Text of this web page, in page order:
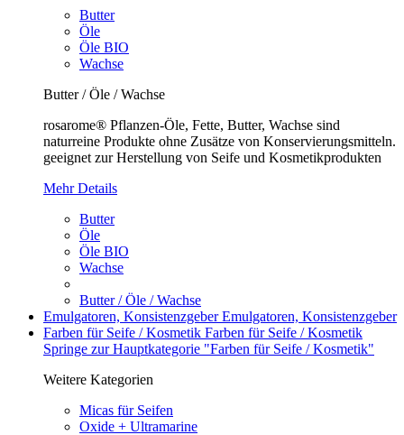
Butter
Öle
Öle BIO
Wachse
Butter / Öle / Wachse
rosarome® Pflanzen-Öle, Fette, Butter, Wachse sind
naturreine Produkte ohne Zusätze von Konservierungsmitteln.
geeignet zur Herstellung von Seife und Kosmetikprodukten
Mehr Details
Butter
Öle
Öle BIO
Wachse
Butter / Öle / Wachse
Emulgatoren, KonsistenzgeberEmulgatoren, Konsistenzgeber
Farben für Seife / Kosmetik Farben für Seife / Kosmetik
Springe zur Hauptkategorie "Farben für Seife / Kosmetik"
Weitere Kategorien
Micas für Seifen
Oxide + Ultramarine